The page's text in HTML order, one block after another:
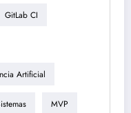
GitLab CI
Artificial
MVP